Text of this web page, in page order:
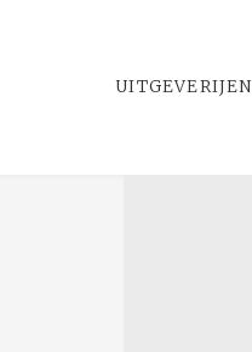
UITGEVERIJEN